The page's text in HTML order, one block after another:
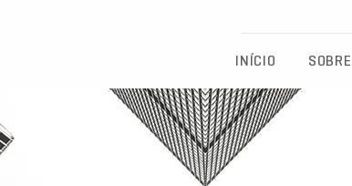
INÍCIO SOBRE